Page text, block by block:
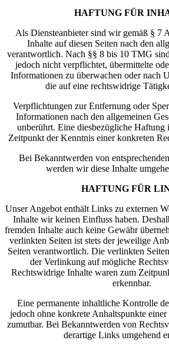
HAFTUNG FÜR
Als Diensteanbieter sind wir gemäß § 7
Inhalte auf diesen Seiten nach den
verantwortlich. Nach §§ 8 bis 10 TMG
jedoch nicht verpflichtet, übermittelte
Informationen zu überwachen oder nach
die auf eine rechtswidrige
Verpflichtungen zur Entfernung oder
Informationen nach den allgemeinen
unberührt. Eine diesbezügliche Haftung
Zeitpunkt der Kenntnis einer konkreten
Bei Bekanntwerden von
werden wir diese Inhalte
HAFTUNG FÜR
Unser Angebot enthält Links zu externen
Inhalte wir keinen Einfluss haben.
fremden Inhalte auch keine Gewähr
verlinkten Seiten ist stets der jeweilige
Seiten verantwortlich. Die verlinkten
der Verlinkung auf mögliche
Rechtswidrige Inhalte waren zum
erkennbar.
Eine permanente inhaltliche Kontrolle
jedoch ohne konkrete Anhaltspunkte
zumutbar. Bei Bekanntwerden von
derartige Links umgehend